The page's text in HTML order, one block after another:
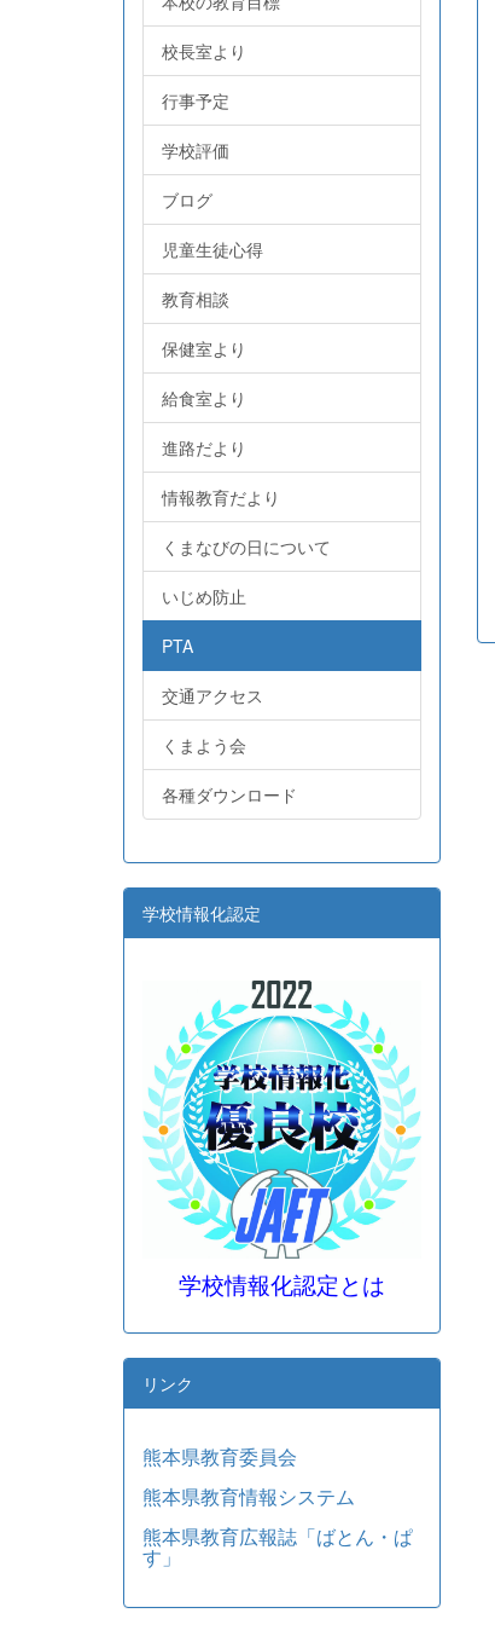
校長室より
行事予定
学校評価
ブログ
児童生徒心得
教育相談
保健室より
給食室より
進路だより
情報教育だより
くまなびの日について
いじめ防止
PTA
交通アクセス
くまよう会
各種ダウンロード
学校情報化認定
学校情報化認定とは
リンク
熊本県教育委員会
熊本県教育情報システム
熊本県教育広報誌「ばとん・ぱ
す」